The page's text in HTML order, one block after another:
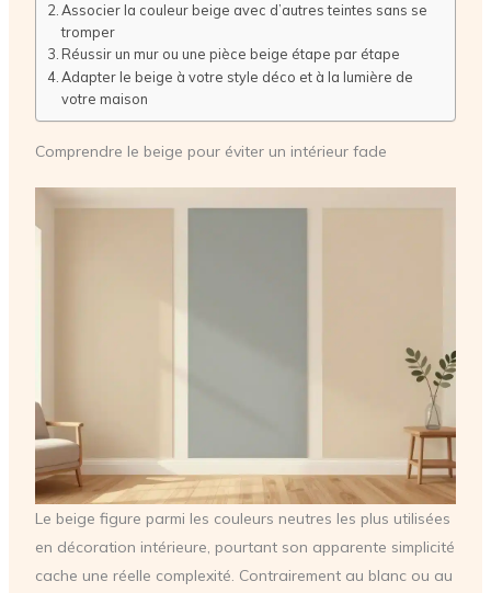
Associer la couleur beige avec d’autres teintes sans se
tromper
Réussir un mur ou une pièce beige étape par étape
Adapter le beige à votre style déco et à la lumière de
votre maison
Comprendre le beige pour éviter un intérieur fade
Le beige figure parmi les couleurs neutres les plus utilisées
en décoration intérieure, pourtant son apparente simplicité
cache une réelle complexité. Contrairement au blanc ou au